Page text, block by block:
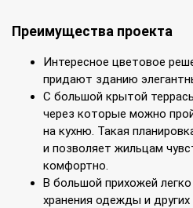
Преимущества проекта
Интересное цветовое
придают зданию
С большой крытой
через которые можно
на кухню. Такая
и позволяет жильцам
комфортно.
В большой прихожей
хранения одежды и